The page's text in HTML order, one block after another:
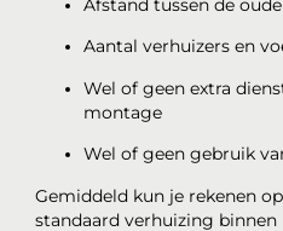
Afstand tussen de
Aantal verhuizers en
Wel of geen extra
montage
Wel of geen gebruik
Gemiddeld kun je rekenen
standaard verhuizing binnen